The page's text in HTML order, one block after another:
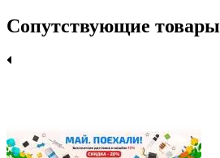
Сопутствующие товары